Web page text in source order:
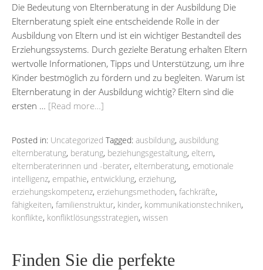
Die Bedeutung von Elternberatung in der Ausbildung Die
Elternberatung spielt eine entscheidende Rolle in der
Ausbildung von Eltern und ist ein wichtiger Bestandteil des
Erziehungssystems. Durch gezielte Beratung erhalten Eltern
wertvolle Informationen, Tipps und Unterstützung, um ihre
Kinder bestmöglich zu fördern und zu begleiten. Warum ist
Elternberatung in der Ausbildung wichtig? Eltern sind die
ersten … [Read more…]
Posted in: Uncategorized Tagged: ausbildung, ausbildung
elternberatung, beratung, beziehungsgestaltung, eltern,
elternberaterinnen und -berater, elternberatung, emotionale
intelligenz, empathie, entwicklung, erziehung,
erziehungskompetenz, erziehungsmethoden, fachkräfte,
fähigkeiten, familienstruktur, kinder, kommunikationstechniken,
konflikte, konfliktlösungsstrategien, wissen
Finden Sie die perfekte